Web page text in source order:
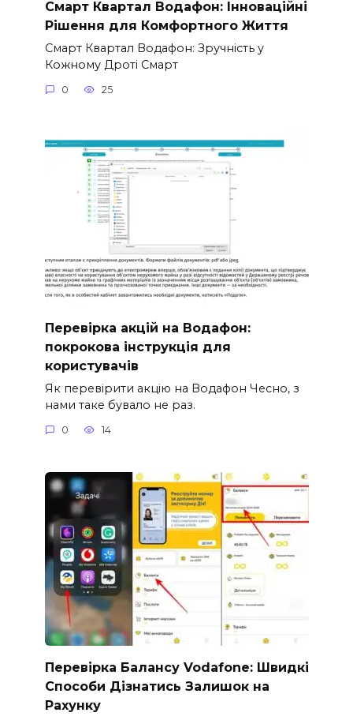
Смарт Квартал Водафон: Інноваційні
Рішення для Комфортного Життя
Смарт Квартал Водафон: Зручність у
Кожному Дроті Смарт
0 25
Перевірка акцій на Водафон:
покрокова інструкція для
користувачів
Як перевірити акцію на Водафон Чесно, з
нами таке бувало не раз.
0 14
Перевірка Балансу Vodafone: Швидкі
Способи Дізнатись Залишок на
Рахунку